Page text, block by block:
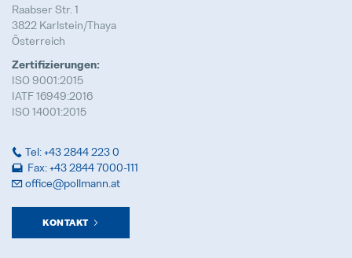
Raabser Str. 1
3822 Karlstein/Thaya
Österreich
Zertifizierungen:
ISO 9001:2015
IATF 16949:2016
ISO 14001:2015
Tel: +43 2844 223 0
Fax: +43 2844 7000-111
office@pollmann.at
KONTAKT